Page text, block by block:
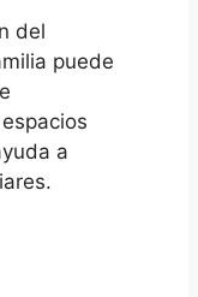
del
puede
a